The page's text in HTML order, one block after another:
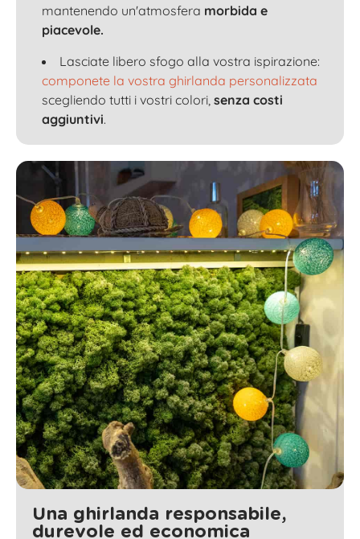
mantenendo un'atmosfera morbida e
piacevole.
Lasciate libero sfogo alla vostra ispirazione:
componete la vostra ghirlanda personalizzata
scegliendo tutti i vostri colori, senza costi
aggiuntivi.
Una ghirlanda responsabile,
durevole ed economica